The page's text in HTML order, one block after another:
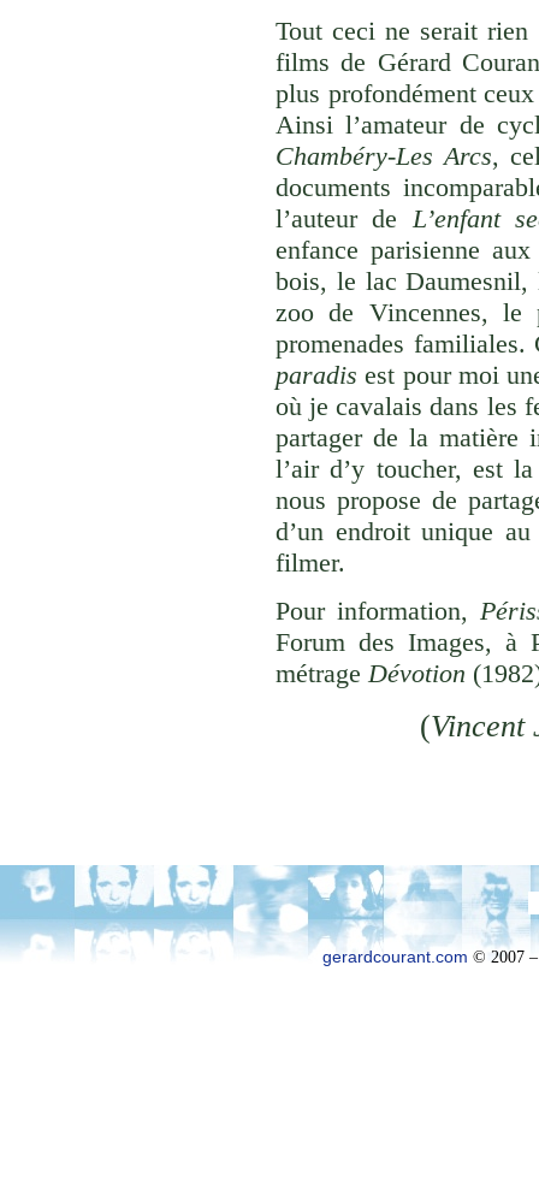
Tout ceci ne serait rien
films de Gérard
plus profondément
Ainsi l’amateur de
Chambéry-Les Arcs,
documents
l’auteur deL’enfant
enfance parisienne
bois, le lac
zoo de Vincennes, le
promenades
paradis est pour moi
où je cavalais dans les
partager de la matière
l’air d’y toucher, est
nous propose de
d’un endroit unique
filmer.
Pour information,
Forum des Images, à
métrage Dévotion
(Vincent
gerardcourant.com © 2007